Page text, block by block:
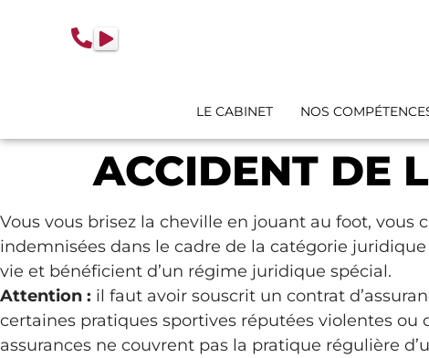
LE CABINET NOS
ACCIDENT DE
Vous vous brisez la cheville en jouant au foot, vous
indemnisées dans le cadre de la catégorie
vie et bénéficient d’un régime juridique spécial.
Attention : il faut avoir souscrit un contrat
certaines pratiques sportives réputées violentes ou
assurances ne couvrent pas la pratique régulière